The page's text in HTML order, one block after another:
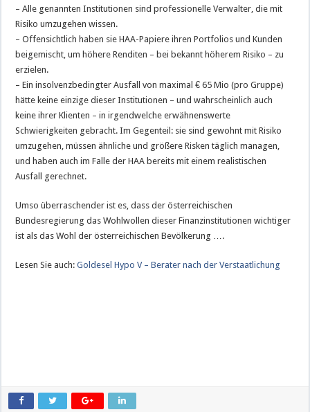
– Alle genannten Institutionen sind professionelle Verwalter, die mit
Risiko umzugehen wissen.
– Offensichtlich haben sie HAA-Papiere ihren Portfolios und Kunden
beigemischt, um höhere Renditen – bei bekannt höherem Risiko – zu
erzielen.
– Ein insolvenzbedingter Ausfall von maximal € 65 Mio (pro Gruppe)
hätte keine einzige dieser Institutionen – und wahrscheinlich auch
keine ihrer Klienten – in irgendwelche erwähnenswerte
Schwierigkeiten gebracht. Im Gegenteil: sie sind gewohnt mit Risiko
umzugehen, müssen ähnliche und größere Risken täglich managen,
und haben auch im Falle der HAA bereits mit einem realistischen
Ausfall gerechnet.
Umso überraschender ist es, dass der österreichischen
Bundesregierung das Wohlwollen dieser Finanzinstitutionen wichtiger
ist als das Wohl der österreichischen Bevölkerung ….
Lesen Sie auch:Goldesel Hypo V – Berater nach der Verstaatlichung